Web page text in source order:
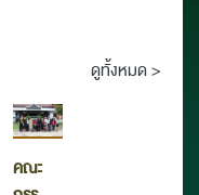
ดูทั้งหมด >
คณะ